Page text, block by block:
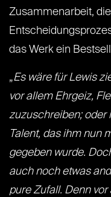
Zusammenarbeit,
das Werk ein
„Es wäre für Lewis
vor allem Ehrgeiz,
zuzuschreiben; oder
Talent, das ihm nun
gegeben wurde.
auch noch etwas
pure Zufall. Denn